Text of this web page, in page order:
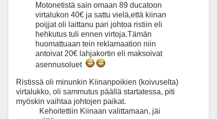
Motonetistä sain omaan 89 ducatoon
virtalukon 40€ ja sattu vielä,että kiinan
poijjat oli laittanu pari johtoa ristiin eli
hehkutus tuli ennen virtoja.Tämän
huomattuaan tein reklamaation niin
antoivat 20€ lahjakortin eli maksoivat
asennusoluet
Ristissä oli minunkin Kiinanpoikien (koivuselta)
virtalukko, oli sammutus päällä startatessa, piti
myöskin vaihtaa johtojen paikat.
Kehoitettiin Kiinaan valittamaan, jäi